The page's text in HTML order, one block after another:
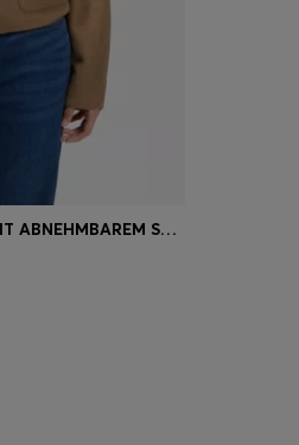
KURZE OVERSIZED-FIT JACKE MIT ABNEHMBAREM SCHAL